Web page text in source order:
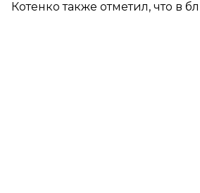
Котенко также отметил, что в